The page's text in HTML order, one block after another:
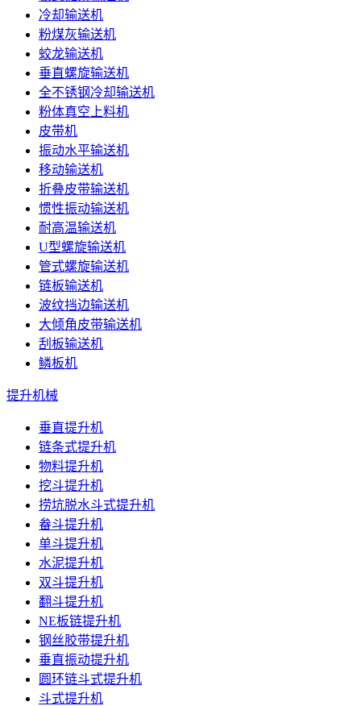
冷却输送机
粉煤灰输送机
蛟龙输送机
垂直螺旋输送机
全不锈钢冷却输送机
粉体真空上料机
皮带机
振动水平输送机
移动输送机
折叠皮带输送机
惯性振动输送机
耐高温输送机
U型螺旋输送机
管式螺旋输送机
链板输送机
波纹挡边输送机
大倾角皮带输送机
刮板输送机
鳞板机
提升机械
垂直提升机
链条式提升机
物料提升机
挖斗提升机
捞坑脱水斗式提升机
畚斗提升机
单斗提升机
水泥提升机
双斗提升机
翻斗提升机
NE板链提升机
钢丝胶带提升机
垂直振动提升机
圆环链斗式提升机
斗式提升机